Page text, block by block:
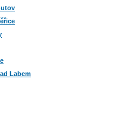
Labem